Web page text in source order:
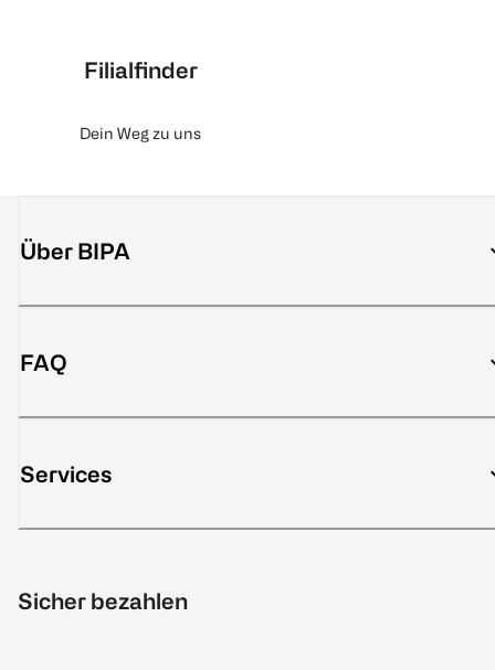
Filialfinder
Dein Weg zu uns
Über BIPA
FAQ
Services
Sicher bezahlen